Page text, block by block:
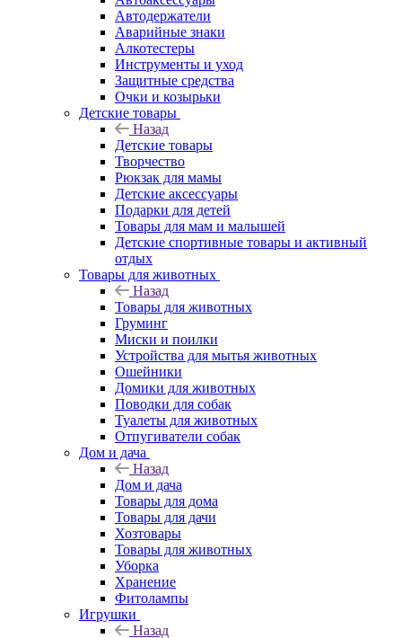
Автодержатели
Аварийные знаки
Алкотестеры
Инструменты и уход
Защитные средства
Очки и козырьки
Детские товары
Назад
Детские товары
Творчество
Рюкзак для мамы
Детские аксессуары
Подарки для детей
Товары для мам и малышей
Детские спортивные товары и активный
отдых
Товары для животных
Назад
Товары для животных
Груминг
Миски и поилки
Устройства для мытья животных
Ошейники
Домики для животных
Поводки для собак
Туалеты для животных
Отпугиватели собак
Дом и дача
Назад
Дом и дача
Товары для дома
Товары для дачи
Хозтовары
Товары для животных
Уборка
Хранение
Фитолампы
Игрушки
Назад